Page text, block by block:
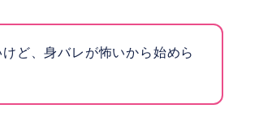
ど、身バレが怖いから始めら